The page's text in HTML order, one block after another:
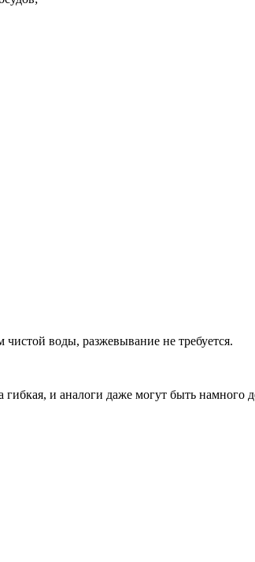
воды, разжевывание не требуется.
и аналоги даже могут быть намного